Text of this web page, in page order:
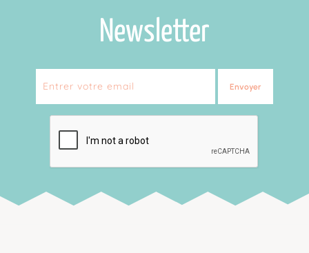
Newsletter
Envoyer